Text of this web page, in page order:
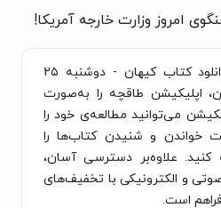
امروز وزارت خارجه آمریکا!
برای تجربه‌ای بهتر در دانلود کتاب کیهان - دوشنبه ۲۵
آن، اپلیکیشن طاقچه را به‌صورت
می‌توانید مطالعه‌ی خود را
خواندن و شنیدن کتاب‌ها را
علاوه‌بر دسترسی آسان،
و الکترونیکی با تخفیف‌های
است.